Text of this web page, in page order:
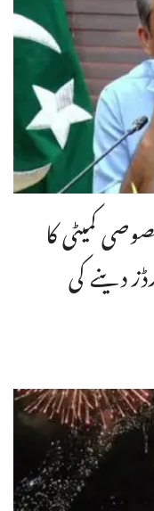
کمیٹی کا
دینے کی